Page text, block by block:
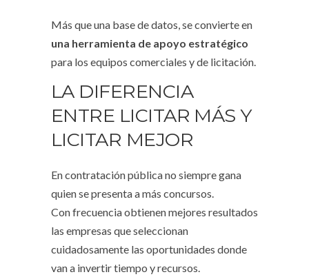
Más que una base de datos, se convierte en
una herramienta de apoyo estratégico
para los equipos comerciales y de licitación.
LA DIFERENCIA
ENTRE LICITAR MÁS Y
LICITAR MEJOR
En contratación pública no siempre gana
quien se presenta a más concursos.
Con frecuencia obtienen mejores resultados
las empresas que seleccionan
cuidadosamente las oportunidades donde
van a invertir tiempo y recursos.